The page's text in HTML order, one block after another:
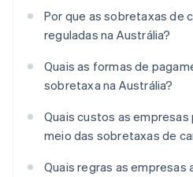
Por que as sobretaxas de
reguladas na Austrália?
Quais as formas de
sobretaxa na Austrália?
Quais custos as
meio das sobretaxas de
Quais regras as empresas